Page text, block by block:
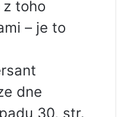
toho
– je to
dne
30, str.